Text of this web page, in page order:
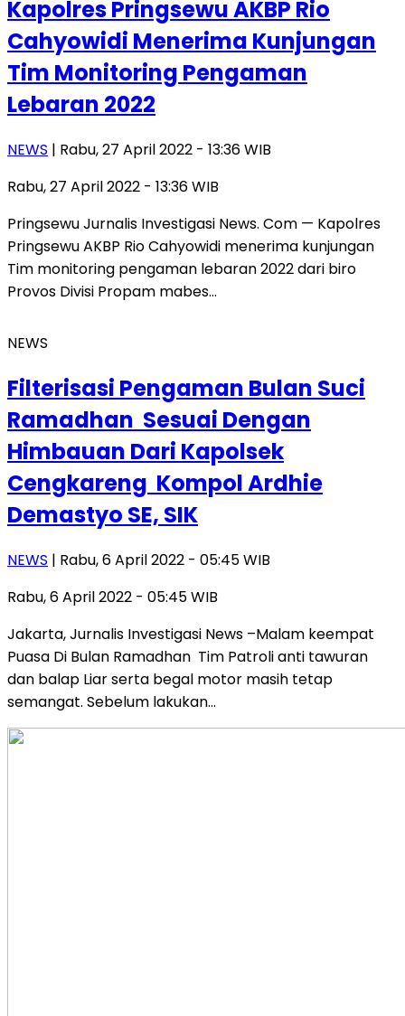
Kapolres Pringsewu AKBP Rio
Cahyowidi Menerima Kunjungan
Tim Monitoring Pengaman
Lebaran 2022
NEWS | Rabu, 27 April 2022 - 13:36 WIB
Rabu, 27 April 2022 - 13:36 WIB
Pringsewu Jurnalis Investigasi News. Com — Kapolres
Pringsewu AKBP Rio Cahyowidi menerima kunjungan
Tim monitoring pengaman lebaran 2022 dari biro
Provos Divisi Propam mabes…
NEWS
Filterisasi Pengaman Bulan Suci
Ramadhan Sesuai Dengan
Himbauan Dari Kapolsek
Cengkareng Kompol Ardhie
Demastyo SE, SIK
NEWS | Rabu, 6 April 2022 - 05:45 WIB
Rabu, 6 April 2022 - 05:45 WIB
Jakarta, Jurnalis Investigasi News –Malam keempat
Puasa Di Bulan Ramadhan Tim Patroli anti tawuran
dan balap Liar serta begal motor masih tetap
semangat. Sebelum lakukan…